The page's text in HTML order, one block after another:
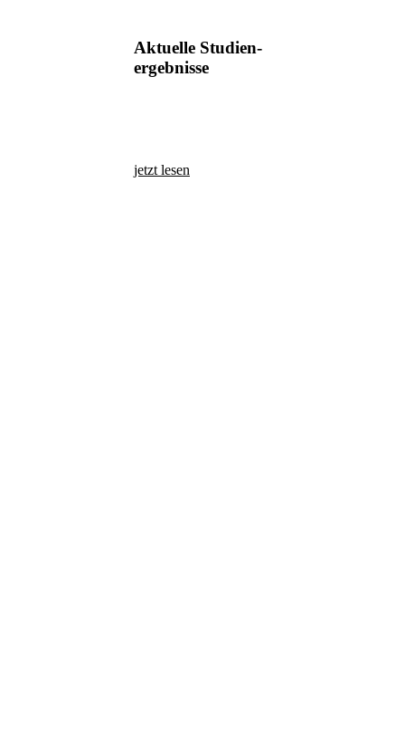
Aktuelle Studien-
ergebnisse
jetzt lesen